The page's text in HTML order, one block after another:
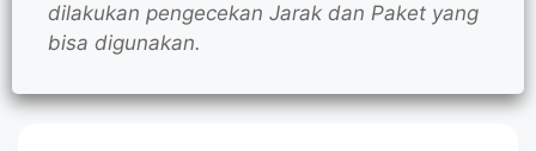
dilakukan pengecekan Jarak dan Paket yang
bisa digunakan.